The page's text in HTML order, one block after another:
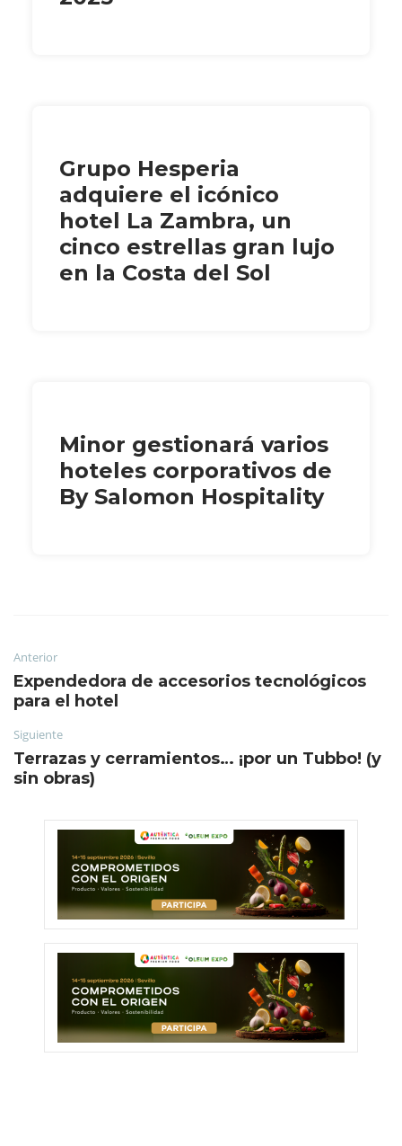
Grupo Hesperia
adquiere el icónico
hotel La Zambra, un
cinco estrellas gran lujo
en la Costa del Sol
Minor gestionará varios
hoteles corporativos de
By Salomon Hospitality
Anterior
Expendedora de accesorios tecnológicos
para el hotel
Siguiente
Terrazas y cerramientos… ¡por un Tubbo! (y
sin obras)